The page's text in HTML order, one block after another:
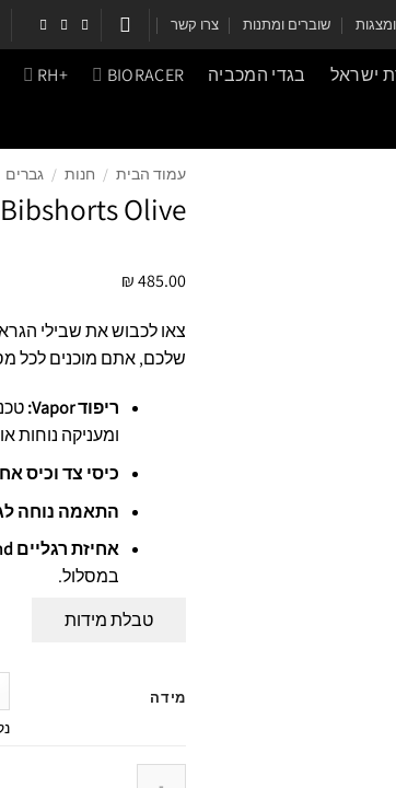
שוברים ומתנות צרו קשר
ישראל בגדי המכביה BIORACER
+RH
עמוד הבית / חנות / גברים
Olive
₪485.00
שלכם, אתם מוכנים לכל
ריפוד Vapor:
ומעניקה נוחות
כיסי צד וכיס
התאמה נוחה
אחיזת רגליים Powerband:
במסלול.
טבלת מידות
מידה